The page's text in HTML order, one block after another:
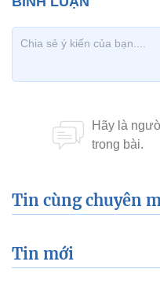
Tin cùng chuyên
Tin mới